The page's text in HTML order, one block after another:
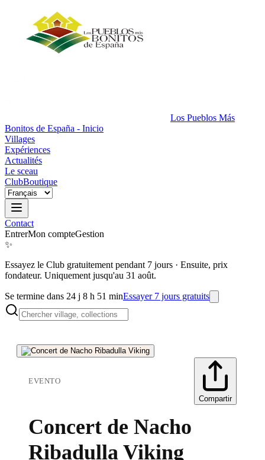
Los Pueblos Más
Bonitos de España - Inicio
Villages
Expériences
Actualités
Le sceau
ClubBoutique
Contact
EntrerMon compteGestion
✨
Essayez le Club gratuitement pendant 7 jours · Ensuite, prix
fondateur. Uniquement jusqu'au 31 août.
Se termine dans 24 j 8 h 51 minEssayer 7 jours gratuits
EVENTO
Compartir
Concert de Nacho
Ribadulla Viking